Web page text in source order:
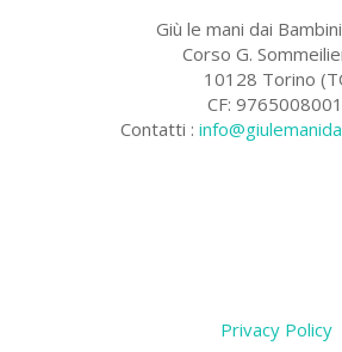
Giù le mani dai
Corso G.
10128 Torino
CF:
Contatti :
Privacy Policy